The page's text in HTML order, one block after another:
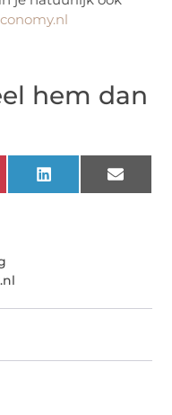
hem dan
LinkedIn Email